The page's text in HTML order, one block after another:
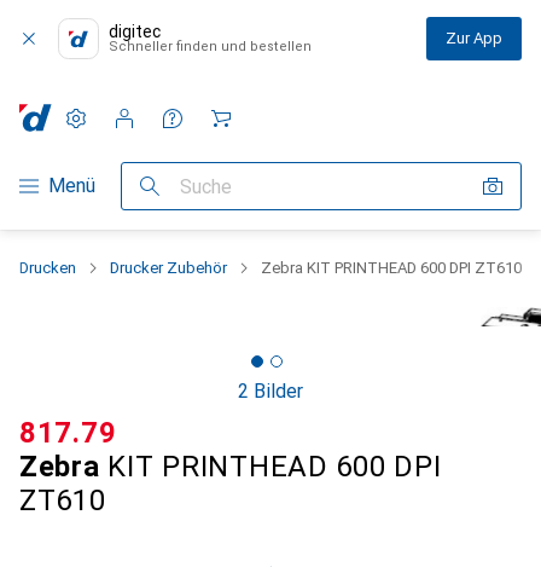
digitec
Schneller finden und bestellen Zur App
Navigation nach Kategorien
Menü Suche
Einstellungen
Kundenkonto
Vergleichslisten
Merklisten
Warenkorb
Drucken Drucker Zubehör Zebra KIT PRINTHEAD 600 DPI ZT610
2 Bilder
Zebra KIT PRINTHEAD 600 DPI
ZT610
CHF
817.79